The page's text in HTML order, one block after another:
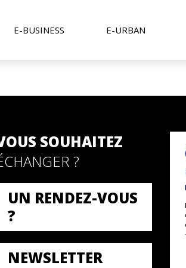
E-BUSINESS E-URBAN
SOUHAITEZ
?
UN RENDEZ-VOUS
?
NEWSLETTER